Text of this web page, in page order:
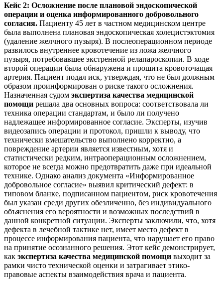
Кейс 2: Осложнение после плановой эндоскопической
операции и оценка информированного добровольного
согласия. Пациенту 45 лет в частном медицинском центре
была выполнена плановая эндоскопическая холецистэктомия
(удаление желчного пузыря). В послеоперационном периоде
развилось внутреннее кровотечение из ложа желчного
пузыря, потребовавшее экстренной релапароскопии. В ходе
второй операции была обнаружена и прошита кровоточащая
артерия. Пациент подал иск, утверждая, что не был должным
образом проинформирован о риске такого осложнения.
Назначенная судом экспертиза качества медицинской
помощи решала два основных вопроса: соответствовала ли
техника операции стандартам, и было ли получено
надлежащее информированное согласие. Эксперты, изучив
видеозапись операции и протокол, пришли к выводу, что
технически вмешательство выполнено корректно, а
повреждение артерии является известным, хотя и
статистически редким, интраоперационным осложнением,
которое не всегда можно предотвратить даже при идеальной
технике. Однако анализ документа «Информированное
добровольное согласие» выявил критический дефект: в
типовом бланке, подписанном пациентом, риск кровотечения
был указан среди других обезличенно, без индивидуального
объяснения его вероятности и возможных последствий в
данной конкретной ситуации. Эксперты заключили, что, хотя
дефекта в лечебной тактике нет, имеет место дефект в
процессе информирования пациента, что нарушает его право
на принятие осознанного решения. Этот кейс демонстрирует,
как экспертиза качества медицинской помощи выходит за
рамки чисто технической оценки и затрагивает этико-
правовые аспекты взаимодействия врача и пациента.